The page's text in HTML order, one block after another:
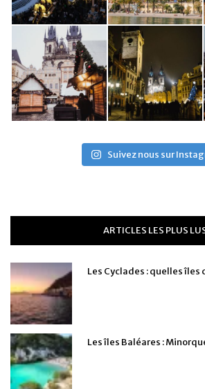
Suivez nous sur
ARTICLES LES PLUS
Les Cyclades : quelles îles
Les îles Baléares :